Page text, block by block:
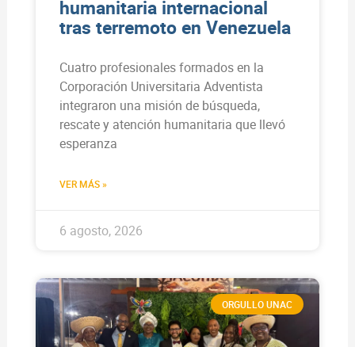
humanitaria internacional
tras terremoto en Venezuela
Cuatro profesionales formados en la
Corporación Universitaria Adventista
integraron una misión de búsqueda,
rescate y atención humanitaria que llevó
esperanza
VER MÁS »
6 agosto, 2026
ORGULLO UNAC